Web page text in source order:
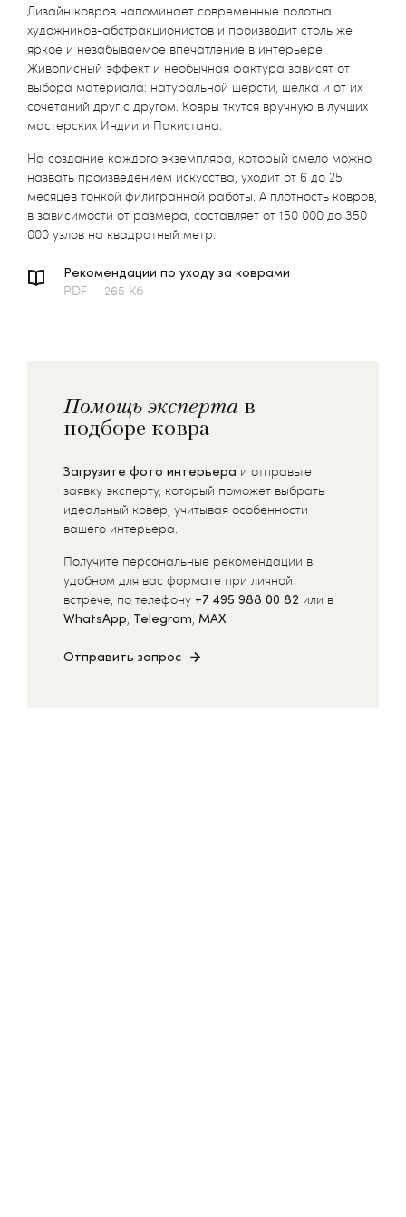
Дизайн ковров напоминает современные полотна
художников-абстракционистов и производит столь же
яркое и незабываемое впечатление в интерьере.
Живописный эффект и необычная фактура зависят от
выбора материала: натуральной шерсти, шёлка и от их
сочетаний друг с другом. Ковры ткутся вручную в лучших
мастерских Индии и Пакистана.
На создание каждого экземпляра, который смело можно
назвать произведением искусства, уходит от 6 до 25
месяцев тонкой филигранной работы. А плотность ковров,
в зависимости от размера, составляет от 150 000 до 350
000 узлов на квадратный метр.
Рекомендации по уходу за коврами
PDF — 265 Кб
Помощь эксперта в
подборе ковра
Загрузите фото интерьера и отправьте
заявку эксперту, который поможет выбрать
идеальный ковер, учитывая особенности
вашего интерьера.
Получите персональные рекомендации в
удобном для вас формате при личной
встрече, по телефону +7 495 988 00 82 или в
WhatsApp, Telegram, MAX
Отправить запрос